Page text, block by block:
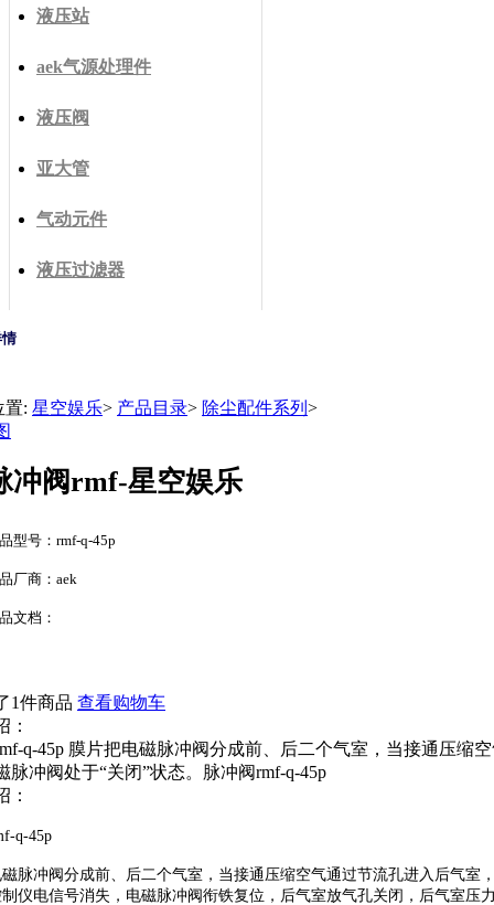
液压站
aek气源处理件
液压阀
亚大管
气动元件
液压过滤器
置: 星空娱乐> 产品目录> 除尘配件系列 >
冲阀rmf-星空娱乐
型号：rmf-q-45p
厂商：aek
文档：
1件商品 查看购物车
：
q-45p 膜片把电磁脉冲阀分成前、后二个气室，当接通压缩
脉冲阀处于“关闭”状态。脉冲阀rmf-q-45p
：
q-45p
脉冲阀分成前、后二个气室，当接通压缩空气通过节流孔进入后气室
仪电信号消失，电磁脉冲阀衔铁复位，后气室放气孔关闭，后气室压